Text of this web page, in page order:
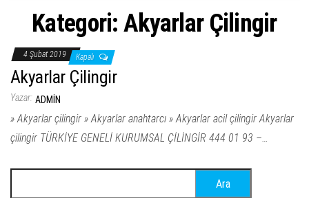
Kategori:Akyarlar Çilingir
4 Şubat 2019 Kapalı
Akyarlar Çilingir
Yazar: ADMIN
» Akyarlar çilingir » Akyarlar anahtarcı » Akyarlar acil çilingir Akyarlar
çilingir TÜRKİYE GENELİ KURUMSAL ÇİLİNGİR 444 01 93 –…